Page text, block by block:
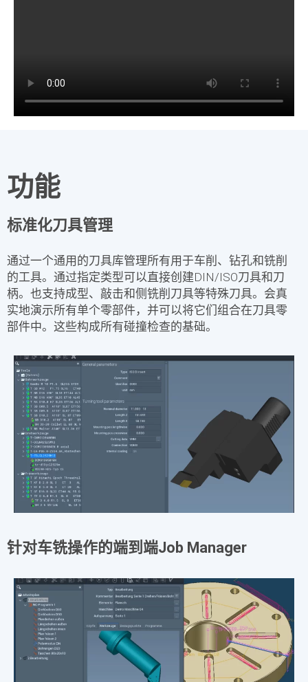
功能
标准化刀具管理
通过一个通用的刀具库管理所有用于车削、钻孔和铣削
的工具。通过指定类型可以直接创建DIN/ISO刀具和刀
柄。也支持成型、敲击和侧铣削刀具等特殊刀具。会真
实地演示所有单个零部件，并可以将它们组合在刀具零
部件中。这些构成所有碰撞检查的基础。
针对车铣操作的端到端Job Manager